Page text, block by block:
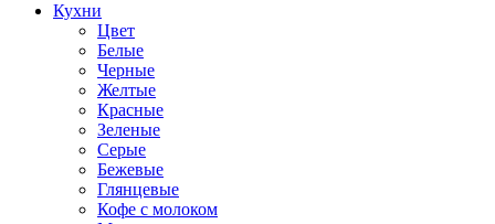
Кухни
Цвет
Белые
Черные
Желтые
Красные
Зеленые
Серые
Бежевые
Глянцевые
Кофе с молоком